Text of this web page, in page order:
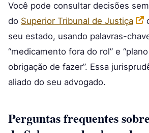
Você pode consultar decisões
do Superior Tribunal de Justiça
seu estado, usando palavras-
“medicamento fora do rol” e
obrigação de fazer”. Essa
aliado do seu advogado.
Perguntas frequentes